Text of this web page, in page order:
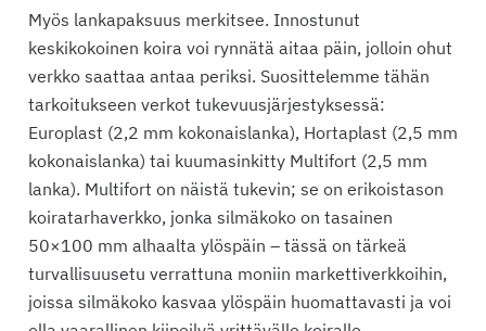
Myös lankapaksuus merkitsee. Innostunut
keskikokoinen koira voi rynnätä aitaa päin, jolloin ohut
verkko saattaa antaa periksi. Suosittelemme tähän
tarkoitukseen verkot tukevuusjärjestyksessä:
Europlast (2,2 mm kokonaislanka), Hortaplast (2,5 mm
kokonaislanka) tai kuumasinkitty Multifort (2,5 mm
lanka). Multifort on näistä tukevin; se on erikoistason
koiratarhaverkko, jonka silmäkoko on tasainen
50×100 mm alhaalta ylöspäin – tässä on tärkeä
turvallisuusetu verrattuna moniin markettiverkkoihin,
joissa silmäkoko kasvaa ylöspäin huomattavasti ja voi